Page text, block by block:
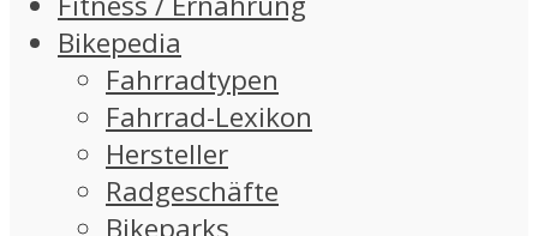
Bikepedia
Fahrradtypen
Fahrrad-Lexikon
Hersteller
Radgeschäfte
Bikeparks